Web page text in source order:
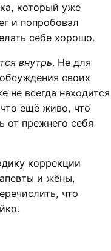
который уже
и попробовал
себе хорошо.
внутрь. Не для
своих
не всегда находится
ещё живо, что
от прежнего себя
коррекции
и жёны,
что